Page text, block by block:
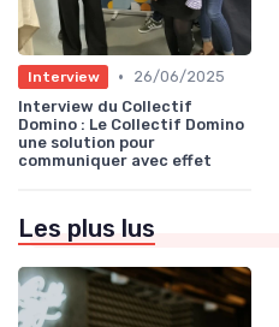
Interview •
26/06/2025
Interview du Collectif
Domino : Le Collectif Domino
une solution pour
communiquer avec effet
Les plus lus